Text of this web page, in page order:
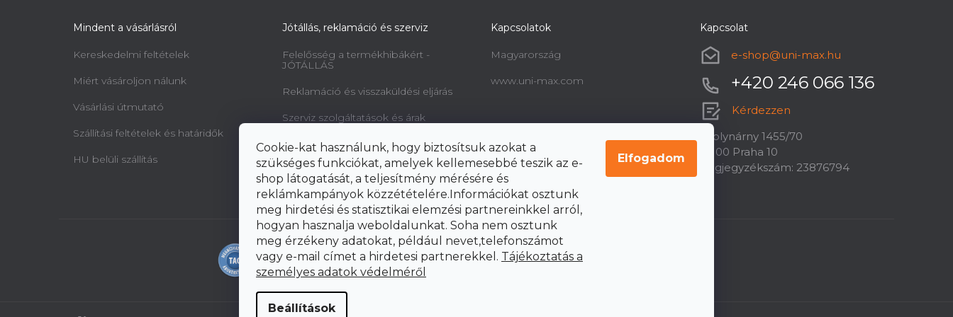
Cookie-kat használunk, hogy biztosítsuk azokat a
szükséges funkciókat, amelyek kellemesebbé teszik az e-
shop látogatását, a teljesítmény mérésére és
reklámkampányok közzétételére.Információkat osztunk
meg hirdetési és statisztikai elemzési partnereinkkel arról,
hogyan hasznalja weboldalunkat. Soha nem osztunk
meg érzékeny adatokat, például nevet,telefonszámot
vagy e-mail címet a hirdetesi partnerekkel. Tájékoztatás a
személyes adatok védelméről
Beállítások
Elfogadom
Mindent a vásárlásról
Kereskedelmi feltételek
Miért vásároljon nálunk
Vásárlási útmutató
Szállítási feltételek és határidők
HU belüli szállítás
Jótállás, reklamáció és szerviz
Felelősség a termékhibákért -
JÓTÁLLÁS
Reklamáció és visszaküldési eljárás
Szerviz szolgáltatások és árak
Minta információk a fogyasztók
jogairól és a szerződéstől való
elállásról
Kapcsolatok
Magyarország
www.uni-max.com
Kapcsolat
e-shop@uni-max.hu
+420 246 066 136
Kérdezzen
U plynárny 1455/70
10100 Praha 10
Cégjegyzékszám: 23876794